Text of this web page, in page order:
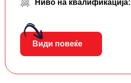
Ниво на квалификација:
Види повеќе